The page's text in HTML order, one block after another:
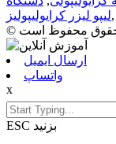
لیپو لیزر کرایولیپولیز,
ارسال ایمیل
واتساپ
x
ESC بزنید